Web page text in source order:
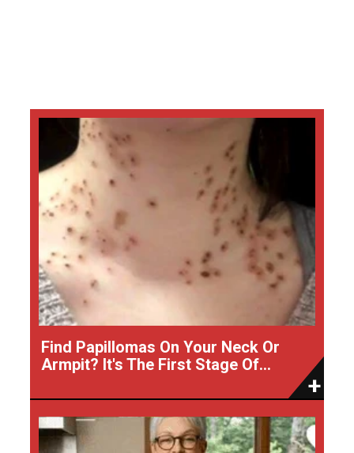
Find Papillomas On Your Neck Or
Armpit? It's The First Stage Of...